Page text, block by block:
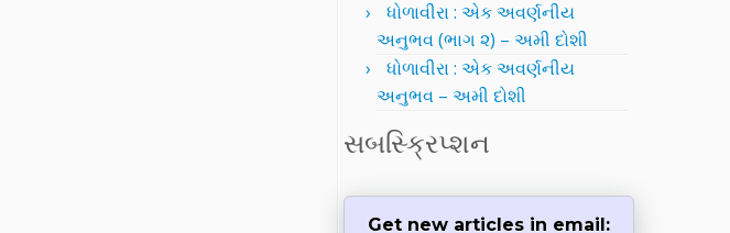
ધોળાવીરા : એક અવર્ણનીય
અનુભવ (ભાગ ૨) – અમી દોશી
ધોળાવીરા : એક અવર્ણનીય
અનુભવ – અમી દોશી
સબસ્ક્રિપ્શન
Get new articles in email: